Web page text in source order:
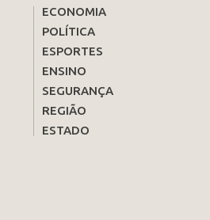
ECONOMIA
POLÍTICA
ESPORTES
ENSINO
SEGURANÇA
REGIÃO
ESTADO